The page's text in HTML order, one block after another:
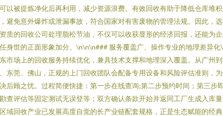
以被提炼净化后再利用，减少资源浪费。有效回收有助于降低仓库堆
避免意外爆炸或泄漏事故，符合国家对有害废物的管理法规。因此，
质的回收公司处理脂松节油，不仅可以收获显形的经济回报，还能为
身世的正面形象加分。\n\n\n### 服务覆盖广、操作专业的地理差异化
市场上的回收服务持续优化，兼具技术支撑和地理深入覆盖。从广州
东莞、佛山，正规的上门回收团队会配备专用设备和风险评估准则，
后顾之忧。过程简便快捷：第一步在线查询;第二步预约时间；第三步
查评估等固定测试无误登等；双方确认条款开始并返同工厂生成入库
域回收产业已发展高度自觉的长产业链配套规格，正是生态赋能的经